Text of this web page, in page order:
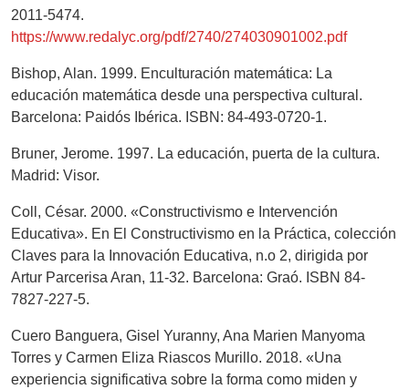
2011-5474.
https://www.redalyc.org/pdf/2740/274030901002.pdf
Bishop, Alan. 1999. Enculturación matemática: La
educación matemática desde una perspectiva cultural.
Barcelona: Paidós Ibérica. ISBN: 84-493-0720-1.
Bruner, Jerome. 1997. La educación, puerta de la cultura.
Madrid: Visor.
Coll, César. 2000. «Constructivismo e Intervención
Educativa». En El Constructivismo en la Práctica, colección
Claves para la Innovación Educativa, n.o 2, dirigida por
Artur Parcerisa Aran, 11-32. Barcelona: Graó. ISBN 84-
7827-227-5.
Cuero Banguera, Gisel Yuranny, Ana Marien Manyoma
Torres y Carmen Eliza Riascos Murillo. 2018. «Una
experiencia significativa sobre la forma como miden y